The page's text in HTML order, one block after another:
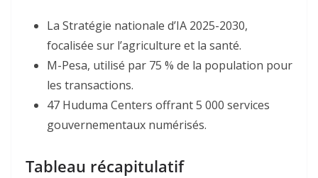
La Stratégie nationale d’IA 2025-2030,
focalisée sur l’agriculture et la santé.
M-Pesa, utilisé par 75 % de la population pour
les transactions.
47 Huduma Centers offrant 5 000 services
gouvernementaux numérisés.
Tableau récapitulatif